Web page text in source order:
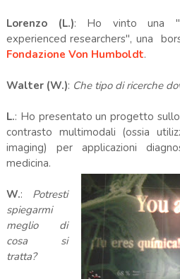
Lorenzo (L.): Ho vinto una
experienced researchers", una
Fondazione Von Humboldt.
Walter (W.): Che tipo di ricerche
L.: Ho presentato un progetto
contrasto multimodali (ossia
imaging) per applicazioni
medicina.
W.: Potresti
spiegarmi
meglio di
cosa si
tratta?